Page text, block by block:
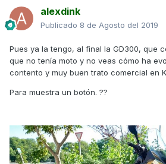
alexdink
Publicado 8 de Agosto del 2019
Pues ya la tengo, al final la GD300, que
que no tenía moto y no veas cómo ha
contento y muy buen trato comercial en
Para muestra un botón. ??